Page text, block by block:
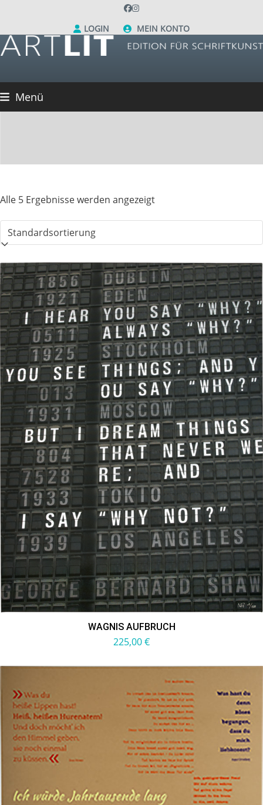
content
Facebook
Instagram
LOGIN
MEIN KONTO
Menü
Alle 5 Ergebnisse werden angezeigt
WAGNIS AUFBRUCH
225,00€